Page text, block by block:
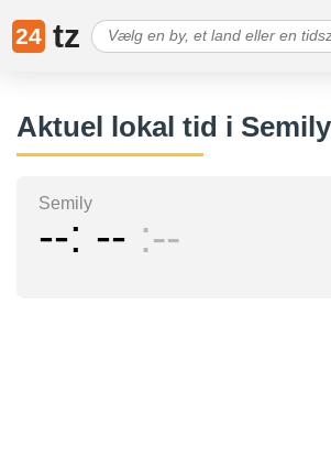
24 tz
Aktuel lokal tid i Semily
Semily
-- -- --